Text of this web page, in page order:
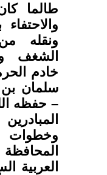
طالما
ونقله
الشغف
خادم
سلمان بن
– حفظه
العربية